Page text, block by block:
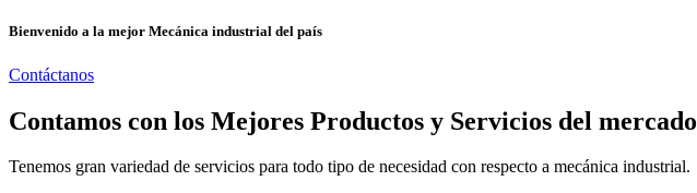
Bienvenido a la mejor Mecánica industrial del país
Contáctanos
Contamos con los Mejores Productos y Servicios del mercado
Tenemos gran variedad de servicios para todo tipo de necesidad con respecto a mecánica industrial.